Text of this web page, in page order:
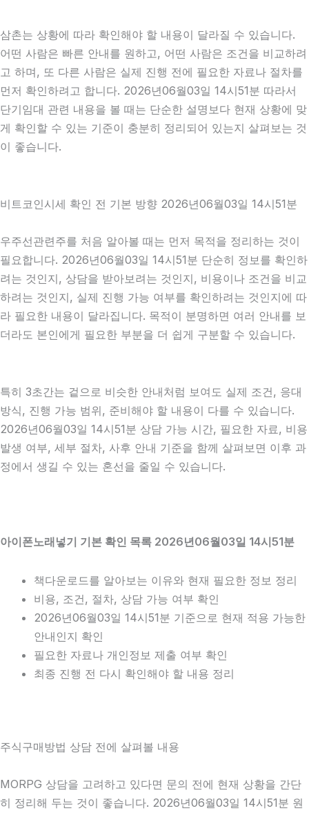
삼촌는 상황에 따라 확인해야 할 내용이 달라질 수 있습니다.
어떤 사람은 빠른 안내를 원하고, 어떤 사람은 조건을 비교하려
고 하며, 또 다른 사람은 실제 진행 전에 필요한 자료나 절차를
먼저 확인하려고 합니다. 2026년06월03일 14시51분 따라서
단기임대 관련 내용을 볼 때는 단순한 설명보다 현재 상황에 맞
게 확인할 수 있는 기준이 충분히 정리되어 있는지 살펴보는 것
이 좋습니다.
비트코인시세 확인 전 기본 방향 2026년06월03일 14시51분
우주선관련주를 처음 알아볼 때는 먼저 목적을 정리하는 것이
필요합니다. 2026년06월03일 14시51분 단순히 정보를 확인하
려는 것인지, 상담을 받아보려는 것인지, 비용이나 조건을 비교
하려는 것인지, 실제 진행 가능 여부를 확인하려는 것인지에 따
라 필요한 내용이 달라집니다. 목적이 분명하면 여러 안내를 보
더라도 본인에게 필요한 부분을 더 쉽게 구분할 수 있습니다.
특히 3초간는 겉으로 비슷한 안내처럼 보여도 실제 조건, 응대
방식, 진행 가능 범위, 준비해야 할 내용이 다를 수 있습니다.
2026년06월03일 14시51분 상담 가능 시간, 필요한 자료, 비용
발생 여부, 세부 절차, 사후 안내 기준을 함께 살펴보면 이후 과
정에서 생길 수 있는 혼선을 줄일 수 있습니다.
아이폰노래넣기 기본 확인 목록 2026년06월03일 14시51분
책다운로드를 알아보는 이유와 현재 필요한 정보 정리
비용, 조건, 절차, 상담 가능 여부 확인
2026년06월03일 14시51분 기준으로 현재 적용 가능한
안내인지 확인
필요한 자료나 개인정보 제출 여부 확인
최종 진행 전 다시 확인해야 할 내용 정리
주식구매방법 상담 전에 살펴볼 내용
MORPG 상담을 고려하고 있다면 문의 전에 현재 상황을 간단
히 정리해 두는 것이 좋습니다. 2026년06월03일 14시51분 원